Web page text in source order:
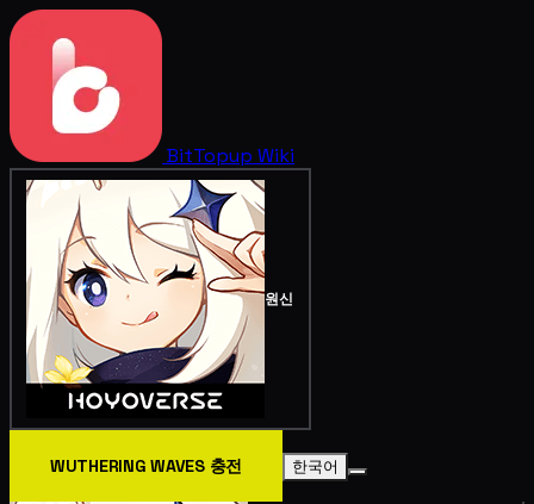
BitTopup Wiki
원신
WUTHERING WAVES 충전 한국어